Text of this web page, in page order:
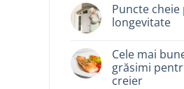
Puncte
longevitate
Cele mai
grăsimi
creier